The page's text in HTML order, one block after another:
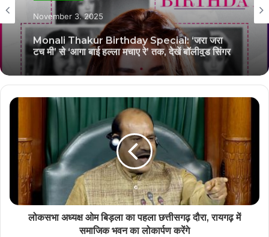
November 3, 2025
Monali Thakur Birthday Special: ‘जरा जरा
टच मी’ से ‘आगा बाई हल्ला मचाए रे’ तक, देखें बॉलीवुड सिंगर
मोनाली ठाकुर के 7 बेहतरीन गानों की लिस्ट
लोकसभा अध्यक्ष ओम बिड़ला का पहला छत्तीसगढ़ दौरा, रायगढ़ में
समाजिक भवन का लोकार्पण करेंगे